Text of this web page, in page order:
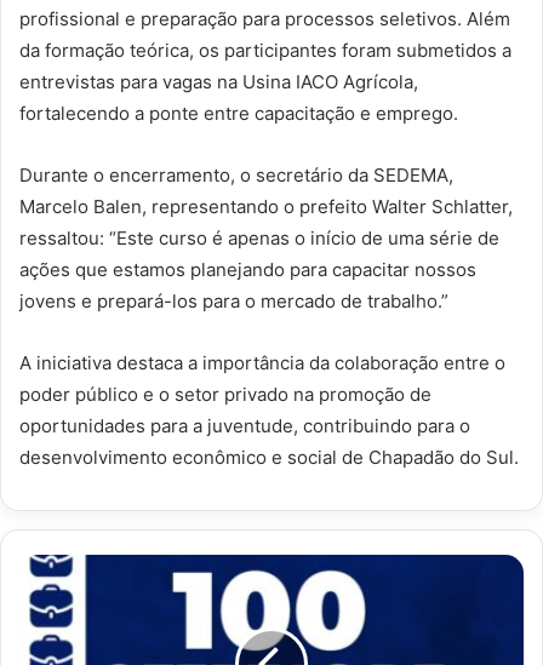
profissional e preparação para processos seletivos. Além
da formação teórica, os participantes foram submetidos a
entrevistas para vagas na Usina IACO Agrícola,
fortalecendo a ponte entre capacitação e emprego.
Durante o encerramento, o secretário da SEDEMA,
Marcelo Balen, representando o prefeito Walter Schlatter,
ressaltou: “Este curso é apenas o início de uma série de
ações que estamos planejando para capacitar nossos
jovens e prepará-los para o mercado de trabalho.”
A iniciativa destaca a importância da colaboração entre o
poder público e o setor privado na promoção de
oportunidades para a juventude, contribuindo para o
desenvolvimento econômico e social de Chapadão do Sul.